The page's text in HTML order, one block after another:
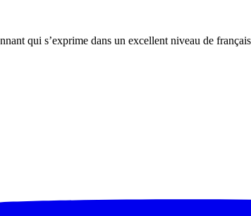
qui s’exprime dans un excellent niveau de